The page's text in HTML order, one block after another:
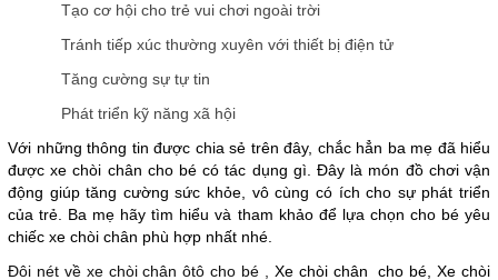
Tạo cơ hội cho trẻ vui chơi ngoài trời
Tránh tiếp xúc thường xuyên với thiết bị điện tử
Tăng cường sự tự tin
Phát triển kỹ năng xã hội
Với những thông tin được chia sẻ trên đây, chắc hẳn ba mẹ đã hiểu
được xe chòi chân cho bé có tác dụng gì. Đây là món đồ chơi vận
động giúp tăng cường sức khỏe, vô cùng có ích cho sự phát triển
của trẻ. Ba mẹ hãy tìm hiểu và tham khảo để lựa chọn cho bé yêu
chiếc xe chòi chân phù hợp nhất nhé.
Đôi nét về xe chòi chân ôtô cho bé , Xe chòi chân cho bé, Xe chòi